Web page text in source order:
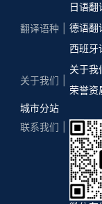
翻译语种
日语翻
德语翻
西班牙
关于我们
关于我
荣誉资
城市分站
联系我们